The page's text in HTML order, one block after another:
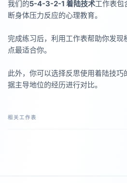
我们的5-4-3-2-1 着陆技术工作表包
断身体压力反应的心理教育。
完成练习后，利用工作表帮助你发现
点最适合你。
此外，你可以选择反思使用着陆技巧
据主导地位的经历进行对比。
相关工作表